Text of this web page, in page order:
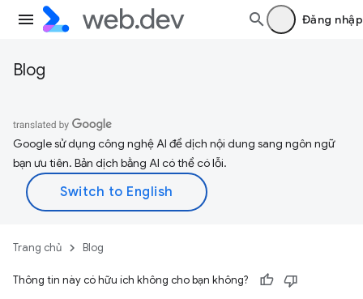
Đăng nhập
Blog
Google sử dụng công nghệ AI để dịch nội dung sang ngôn ngữ
bạn ưu tiên. Bản dịch bằng AI có thể có lỗi.
Trang chủ Blog
Thông tin này có hữu ích không cho bạn không?